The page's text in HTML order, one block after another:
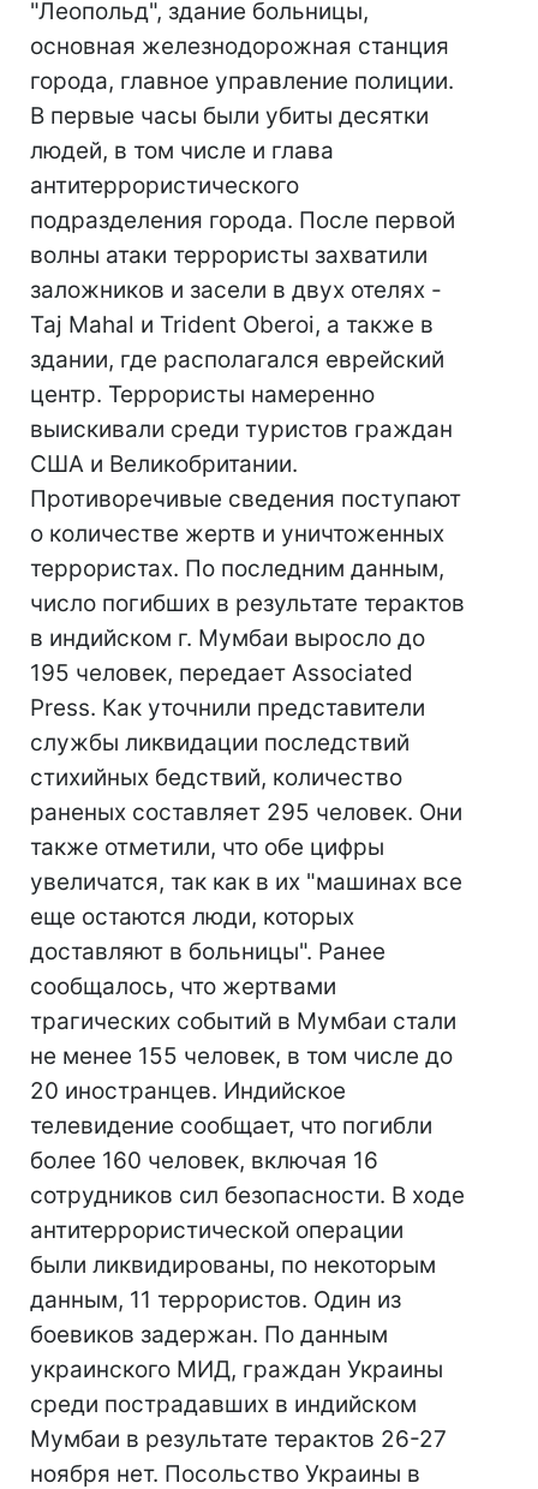
"Леопольд", здание больницы,
основная железнодорожная станция
города, главное управление полиции.
В первые часы были убиты десятки
людей, в том числе и глава
антитеррористического
подразделения города. После первой
волны атаки террористы захватили
заложников и засели в двух отелях -
Taj Mahal и Trident Oberoi, а также в
здании, где располагался еврейский
центр. Террористы намеренно
выискивали среди туристов граждан
США и Великобритании.
Противоречивые сведения поступают
о количестве жертв и уничтоженных
террористах. По последним данным,
число погибших в результате терактов
в индийском г. Мумбаи выросло до
195 человек, передает Associated
Press. Как уточнили представители
службы ликвидации последствий
стихийных бедствий, количество
раненых составляет 295 человек. Они
также отметили, что обе цифры
увеличатся, так как в их "машинах все
еще остаются люди, которых
доставляют в больницы". Ранее
сообщалось, что жертвами
трагических событий в Мумбаи стали
не менее 155 человек, в том числе до
20 иностранцев. Индийское
телевидение сообщает, что погибли
более 160 человек, включая 16
сотрудников сил безопасности. В ходе
антитеррористической операции
были ликвидированы, по некоторым
данным, 11 террористов. Один из
боевиков задержан. По данным
украинского МИД, граждан Украины
среди пострадавших в индийском
Мумбаи в результате терактов 26-27
ноября нет. Посольство Украины в